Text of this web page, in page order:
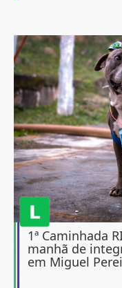
1ª Caminhada
manhã de
em Miguel